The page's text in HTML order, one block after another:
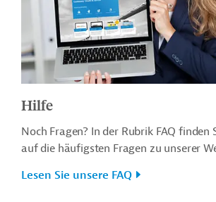
Hilfe
Noch Fragen? In der Rubrik FAQ finden
auf die häufigsten Fragen zu unserer
Lesen Sie unsere FAQ